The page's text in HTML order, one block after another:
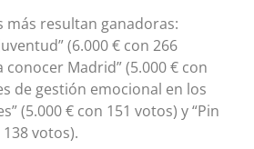
más resultan ganadoras:
(6.000 € con 266
conocer Madrid” (5.000 € con
de gestión emocional en los
(5.000 € con 151 votos) y “Pin
votos).